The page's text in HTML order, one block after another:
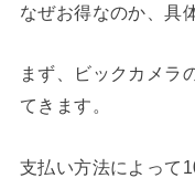
なぜお得なのか、具
まず、ビックカメラ
てきます。
支払い方法によって